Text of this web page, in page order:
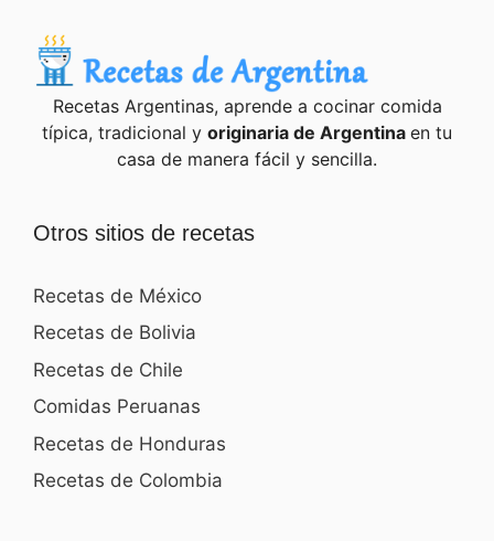
Recetas Argentinas, aprende a cocinar comida
típica, tradicional y originaria de Argentina en tu
casa de manera fácil y sencilla.
Otros sitios de recetas
Recetas de México
Recetas de Bolivia
Recetas de Chile
Comidas Peruanas
Recetas de Honduras
Recetas de Colombia